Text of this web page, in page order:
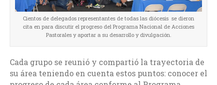
Cientos de delegados representantes de todas las diócesis se dieron
cita en para discutir el progreso del Programa Nacional de Acciones
Pastorales y aportar a su desarrollo y divulgación.
Cada grupo se reunió y compartió la trayectoria de
su área teniendo en cuenta estos puntos: conocer el